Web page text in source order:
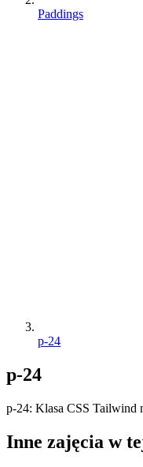
Paddings
p-24
p-24
p-24: Klasa CSS Tailwind
Inne zajęcia w